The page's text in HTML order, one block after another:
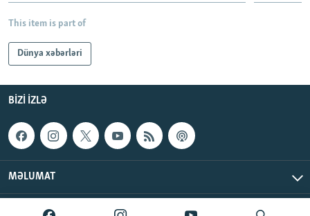
BIZIMLƏ ƏLAQƏ
XƏBƏR BÜLLETENLƏRIMIZ
This item is part of
Dünya xəbərləri
BIZI IZLƏ
MƏLUMAT
AzadlıqRadiosu © 2026 Inc. | Bütün hüquqlar qorunur